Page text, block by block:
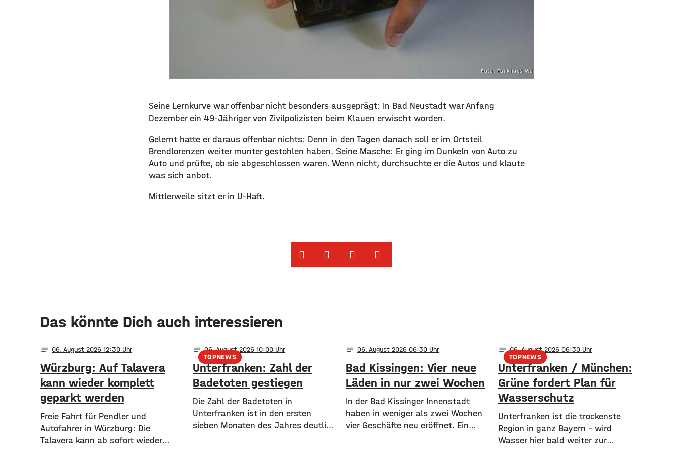
Foto: Funkhaus Würzburg
Seine Lernkurve war offenbar nicht besonders ausgeprägt: In Bad Neustadt war Anfang
Dezember ein 49-Jähriger von Zivilpolizisten beim Klauen erwischt worden.
Gelernt hatte er daraus offenbar nichts: Denn in den Tagen danach soll er im Ortsteil
Brendlorenzen weiter munter gestohlen haben. Seine Masche: Er ging im Dunkeln von Auto zu
Auto und prüfte, ob sie abgeschlossen waren. Wenn nicht, durchsuchte er die Autos und klaute
was sich anbot.
Mittlerweile sitzt er in U-Haft.
Das könnte Dich auch interessieren
notes 06. August 2026 12:30
Würzburg: Auf Talavera
kann wieder komplett
geparkt werden
​​Freie Fahrt für Pendler und
Autofahrer in Würzburg: Die
Talavera kann ab sofort wieder
TOPNEWS
notes 06. August 2026 10:00
Unterfranken: Zahl der
Badetoten gestiegen
Die Zahl der Badetoten in
Unterfranken ist in den ersten
sieben Monaten des Jahres deutlich
notes 06. August 2026 06:30
Bad Kissingen: Vier neue
Läden in nur zwei Wochen
In der Bad Kissinger Innenstadt
haben in weniger als zwei Wochen
vier Geschäfte neu eröffnet. Ein
TOPNEWS
notes 06. August 2026 06:30
Unterfranken / München:
Grüne fordert Plan für
Wasserschutz
​​Unterfranken ist die trockenste
Region in ganz Bayern – wird
Wasser hier bald weiter zur